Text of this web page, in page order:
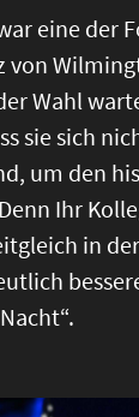
eine der
von
Wahl
sie sich
um den
Ihr
in